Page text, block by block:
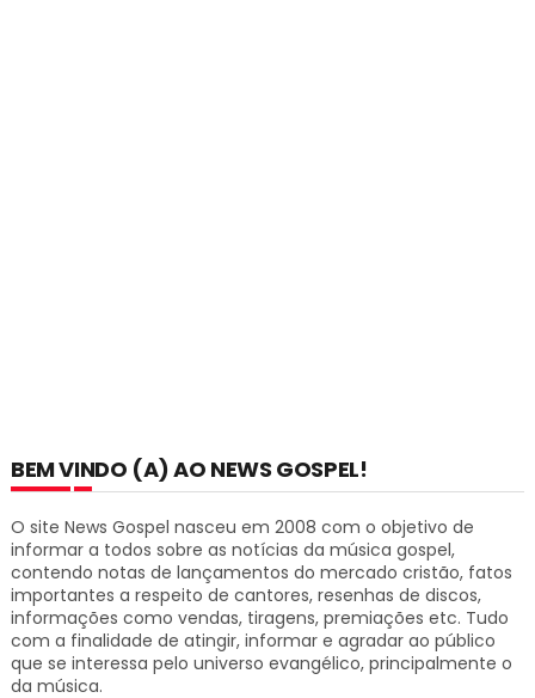
BEM VINDO (A) AO NEWS GOSPEL!
O site News Gospel nasceu em 2008 com o objetivo de
informar a todos sobre as notícias da música gospel,
contendo notas de lançamentos do mercado cristão, fatos
importantes a respeito de cantores, resenhas de discos,
informações como vendas, tiragens, premiações etc. Tudo
com a finalidade de atingir, informar e agradar ao público
que se interessa pelo universo evangélico, principalmente o
da música.